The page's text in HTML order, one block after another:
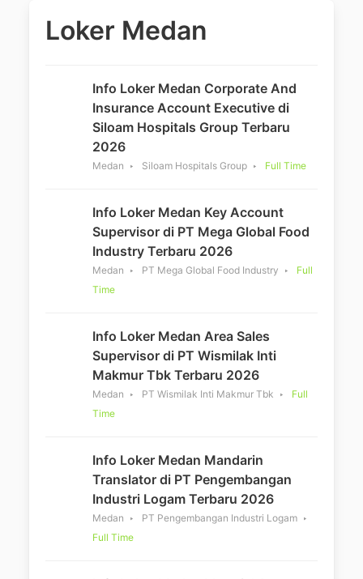
Loker Medan
Info Loker Medan Corporate And
Insurance Account Executive di
Siloam Hospitals Group Terbaru
2026
Medan Siloam Hospitals Group Full Time
Info Loker Medan Key Account
Supervisor di PT Mega Global Food
Industry Terbaru 2026
Medan PT Mega Global Food Industry
Full
Time
Info Loker Medan Area Sales
Supervisor di PT Wismilak Inti
Makmur Tbk Terbaru 2026
Medan PT Wismilak Inti Makmur Tbk
Full
Time
Info Loker Medan Mandarin
Translator di PT Pengembangan
Industri Logam Terbaru 2026
Medan
PT Pengembangan Industri Logam
Full Time